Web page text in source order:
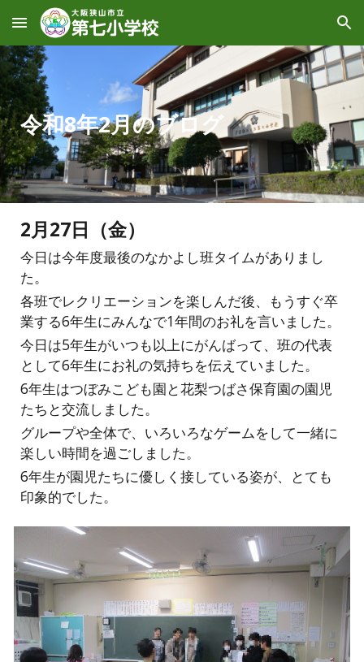
Skip to main content Skip to navigation
令和8年2月のブログ
2月27日（金）
今日は今年度最後のなかよし班タイムがありまし
た。
各班でレクリエーションを楽しんだ後、もうすぐ卒
業する6年生にみんなで1年間のお礼を言いました。
今日は5年生がいつも以上にがんばって、班の代表
として6年生にお礼の気持ちを伝えていました。
6年生はつぼみこども園と花梨つばさ保育園の園児
たちと交流しました。
グループや全体で、いろいろなゲームをして一緒に
楽しい時間を過ごしました。
6年生が園児たちに優しく接している姿が、とても
印象的でした。